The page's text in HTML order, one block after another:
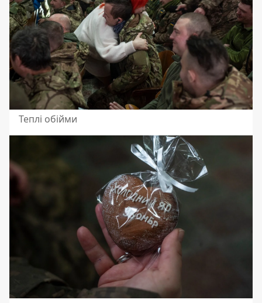
Теплі обійми